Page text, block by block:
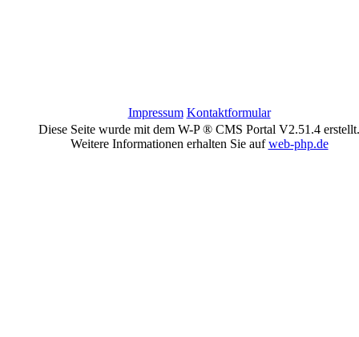
Impressum Kontaktformular
Diese Seite wurde mit dem W-P ® CMS Portal V2.51.4 erstellt.
Weitere Informationen erhalten Sie aufweb-php.de